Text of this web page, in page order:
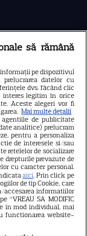
să rămână
pe dispozitivul
datelor cu
dvs. făcând clic
legitim în orice
Aceste alegeri vor fi
Mai multe detalii
de publicitate
analitice) prelucram
pentru a personaliza
de interesele si/sau
retelelor de socializare
drepturile prevazute de
cu caracter personal.
aici. Prin click pe
de tip Cookie, care
accesarea informatiilor
“VREAU SA MODIFIC
in mod individual, mai
functionarea website-